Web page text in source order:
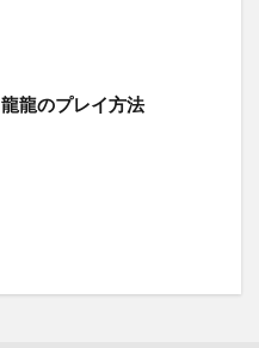
龍龍のプレイ方法